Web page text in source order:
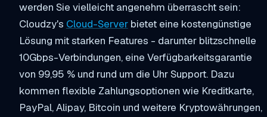
werden Sie vielleicht angenehm überrascht sein:
Cloudzy's Cloud-Serverbietet eine kostengünstige
Lösung mit starken Features - darunter blitzschnelle
10Gbps-Verbindungen, eine Verfügbarkeitsgarantie
von 99,95 % und rund um die Uhr Support. Dazu
kommen flexible Zahlungsoptionen wie Kreditkarte,
PayPal, Alipay, Bitcoin und weitere Kryptowährungen,